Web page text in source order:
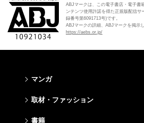
ABJマークは、この電子書店・電子書
ンテンツ使用許諾を得た正規版配信
録番号第6091713号)です。
ABJマークの詳細、ABJマークを掲示
https://aebs.or.jp/
マンガ
ジャンプSQ
ヤングジャンプ定期購読デジタル
マーガレット
Cocohana
取材・ファッション
書籍